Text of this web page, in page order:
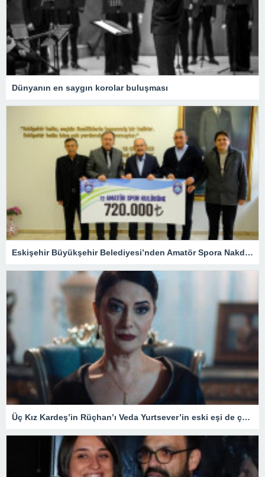
Dünyanın en saygın korolar buluşması
Eskişehir Büyükşehir Belediyesi’nden Amatör Spora Nakdi Destek
Üç Kız Kardeş’in Rüçhan’ı Veda Yurtsever’in eski eşi de çok ünlü çıktı! Meğer Güldür Güldür’ün yıldızıyla…